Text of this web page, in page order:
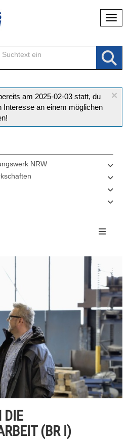
×
am 2025-02-03 statt, du
Interesse an einem möglichen
NRW
DIE
(BR I)